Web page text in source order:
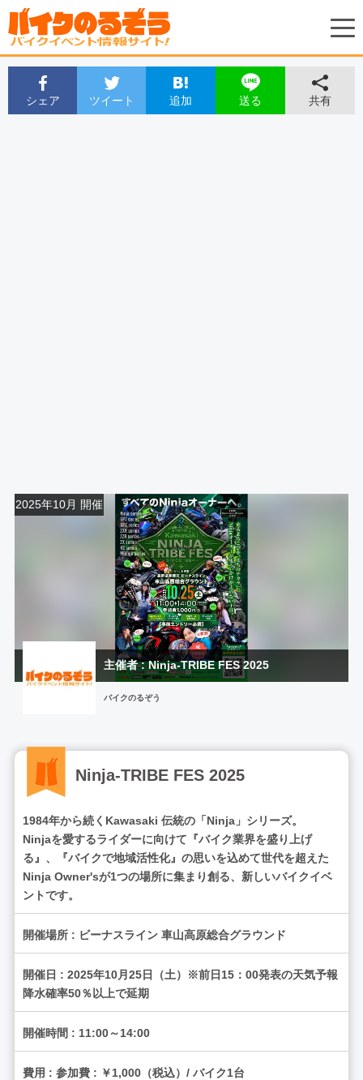
シェア ツイート 追加 送る 共有
2025年10月 開催
主催者 : Ninja-TRIBE FES 2025
バイクのるぞう
Ninja-TRIBE FES 2025
1984年から続くKawasaki 伝統の「Ninja」シリーズ。
Ninjaを愛するライダーに向けて『バイク業界を盛り上げ
る』、『バイクで地域活性化』の思いを込めて世代を超えた
Ninja Owner'sが1つの場所に集まり創る、新しいバイクイベ
ントです。
開催場所 : ビーナスライン 車山高原総合グラウンド
開催日 : 2025年10月25日（土）※前日15：00発表の天気予報
降水確率50％以上で延期
開催時間 : 11:00～14:00
費用 : 参加費 : ￥1,000（税込）/ バイク1台